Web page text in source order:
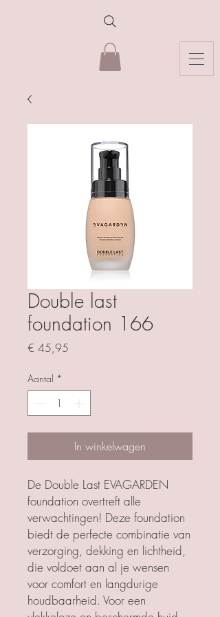
Double last
foundation 166
€ 45,95
Aantal *
In winkelwagen
De Double Last EVAGARDEN
foundation overtreft alle
verwachtingen! Deze foundation
biedt de perfecte combinatie van
verzorging, dekking en lichtheid,
die voldoet aan al je wensen
voor comfort en langdurige
houdbaarheid. Voor een